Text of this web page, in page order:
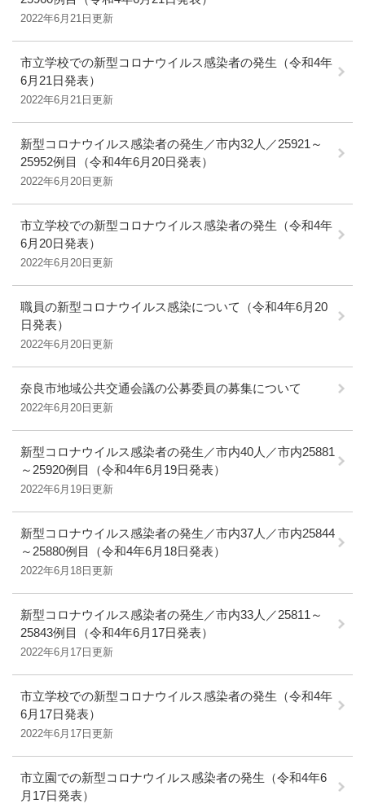
2022年6月21日更新
市立学校での新型コロナウイルス感染者の発生（令和4年
6月21日発表）
2022年6月21日更新
新型コロナウイルス感染者の発生／市内32人／25921～
25952例目（令和4年6月20日発表）
2022年6月20日更新
市立学校での新型コロナウイルス感染者の発生（令和4年
6月20日発表）
2022年6月20日更新
職員の新型コロナウイルス感染について（令和4年6月20
日発表）
2022年6月20日更新
奈良市地域公共交通会議の公募委員の募集について
2022年6月20日更新
新型コロナウイルス感染者の発生／市内40人／市内25881
～25920例目（令和4年6月19日発表）
2022年6月19日更新
新型コロナウイルス感染者の発生／市内37人／市内25844
～25880例目（令和4年6月18日発表）
2022年6月18日更新
新型コロナウイルス感染者の発生／市内33人／25811～
25843例目（令和4年6月17日発表）
2022年6月17日更新
市立学校での新型コロナウイルス感染者の発生（令和4年
6月17日発表）
2022年6月17日更新
市立園での新型コロナウイルス感染者の発生（令和4年6
月17日発表）